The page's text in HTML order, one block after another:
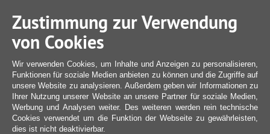
Zustimmung zur Verwendung
von Cookies
Wir verwenden Cookies, um Inhalte und Anzeigen zu personalisieren,
Funktionen für soziale Medien anbieten zu können und die Zugriffe auf
unsere Website zu analysieren. Außerdem geben wir Informationen zu
Ihrer Nutzung unserer Website an unsere Partner für soziale Medien,
Werbung und Analysen weiter. Des weiteren werden rein technische
Cookies verwendet um die Funktion der Webseite zu gewährleisten,
dies ist nicht deaktivierbar.